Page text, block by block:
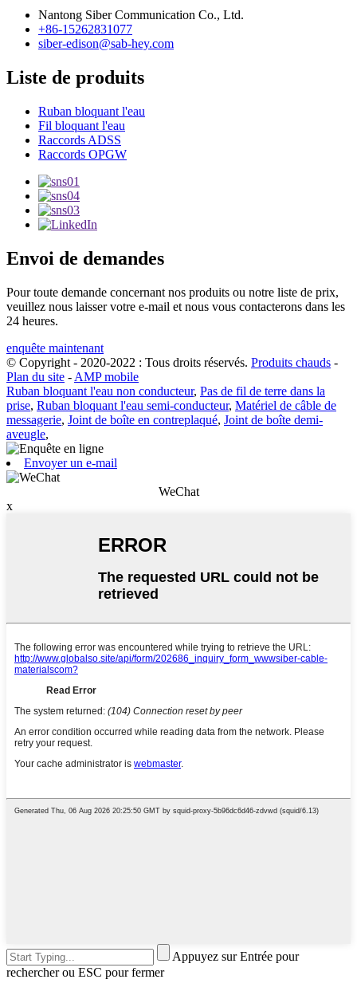
Nantong Siber Communication Co., Ltd.
+86-15262831077
siber-edison@sab-hey.com
Liste de produits
Ruban bloquant l'eau
Fil bloquant l'eau
Raccords ADSS
Raccords OPGW
Envoi de demandes
Pour toute demande concernant nos produits ou notre liste de prix,
veuillez nous laisser votre e-mail et nous vous contacterons dans les
24 heures.
enquête maintenant
© Copyright - 2020-2022 : Tous droits réservés. Produits chauds -
Plan du site - AMP mobile
Ruban bloquant l'eau non conducteur, Pas de fil de terre dans la
prise, Ruban bloquant l'eau semi-conducteur, Matériel de câble de
messagerie, Joint de boîte en contreplaqué, Joint de boîte demi-
aveugle,
Envoyer un e-mail
WeChat
x
Appuyez sur Entrée pour
rechercher ou ESC pour fermer